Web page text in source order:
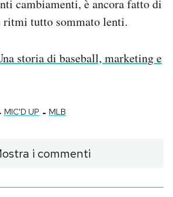
cambiamenti, è ancora fatto di
ritmi tutto sommato lenti.
storia di baseball, marketing e
MIC'D UP - MLB
i commenti